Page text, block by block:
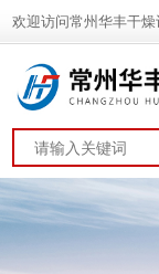
欢迎访问常州华丰干燥